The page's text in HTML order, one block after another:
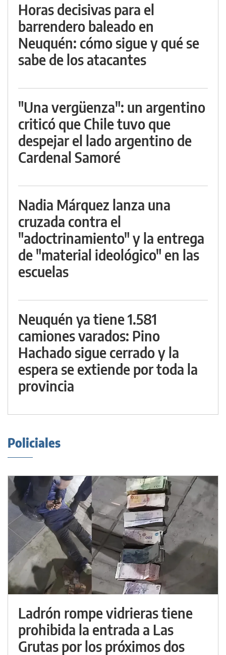
Horas decisivas para el
barrendero baleado en
Neuquén: cómo sigue y qué se
sabe de los atacantes
"Una vergüenza": un argentino
criticó que Chile tuvo que
despejar el lado argentino de
Cardenal Samoré
Nadia Márquez lanza una
cruzada contra el
"adoctrinamiento" y la entrega
de "material ideológico" en las
escuelas
Neuquén ya tiene 1.581
camiones varados: Pino
Hachado sigue cerrado y la
espera se extiende por toda la
provincia
Policiales
Ladrón rompe vidrieras tiene
prohibida la entrada a Las
Grutas por los próximos dos